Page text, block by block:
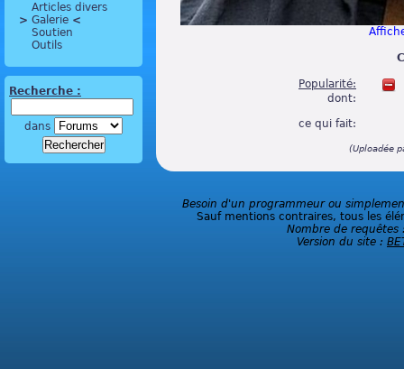
Articles divers
> Galerie <
Soutien
Outils
Recherche :
dans
Popularité:
dont:
ce qui fait:
(Uploadée
Besoin d'un programmeur ou
Sauf mentions contraires, tous les
Nombre de requêtes
Version du site :